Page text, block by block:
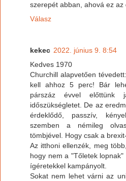
szerepét abban, ahová ez az
Válasz
kekec 2022. június 9. 8:54
Kedves 1970
Churchill alapvetően
kell ahhoz 5 perc! Bár
párszáz évvel
időszükségletet. De az
érdeklődő, passzív,
szemben a némileg
tömbjével. Hogy csak a
Az itthoni ellenzék, meg
hogy nem a "Tőletek
ígéretekkel kampányolt.
Sokat nem lehet várni az